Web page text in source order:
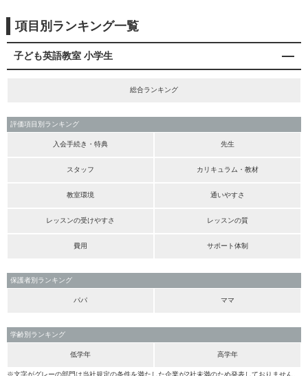
項目別ランキング一覧
子ども英語教室 小学生
総合ランキング
評価項目別ランキング
入会手続き・特典 先生
スタッフ カリキュラム・教材
教室環境 通いやすさ
レッスンの受けやすさ レッスンの質
費用 サポート体制
保護者別ランキング
パパ ママ
学齢別ランキング
低学年 高学年
※文字がグレーの部門は当社規定の条件を満たした企業が2社未満のため発表しておりません。